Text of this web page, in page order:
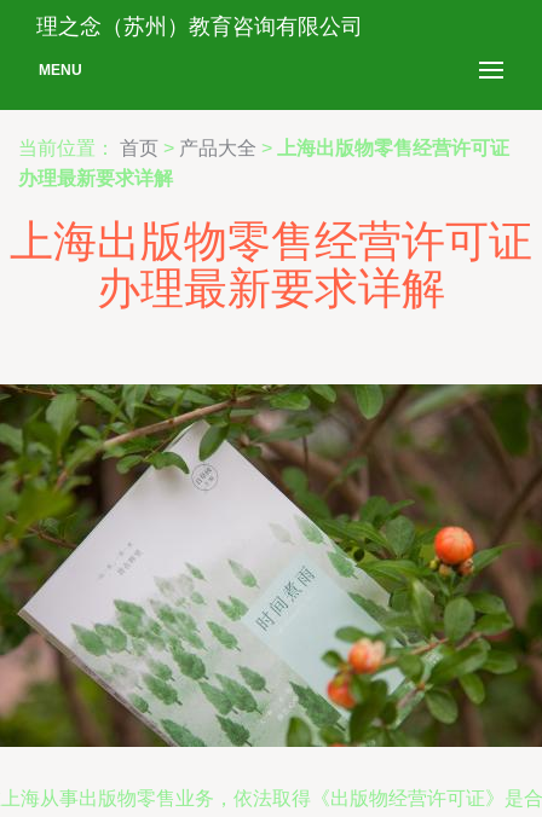
理之念（苏州）教育咨询有限公司
MENU
当前位置： 首页 > 产品大全 >
上海出版物零售经营许可证
办理最新要求详解
上海出版物零售经营许可证
办理最新要求详解
海从事出版物零售业务，依法取得《出版物经营许可证》是合